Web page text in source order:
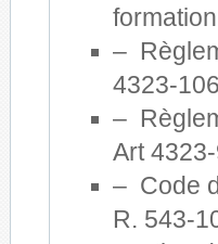
–
4323-106
–
Art
– Code
R. 543-